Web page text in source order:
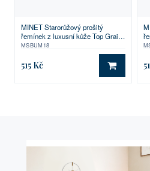
MINET Starorůžový prošitý
řemínek z luxusní kůže Top Grain
- 18
MSBUM18
515 Kč DO
-